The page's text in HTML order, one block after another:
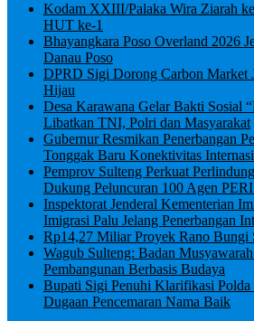
Kodam XXIII/Palaka Wira Ziarah
HUT ke-1
Bhayangkara Poso Overland 2026
Danau Poso
DPRD Sigi Dorong Carbon Market
Hijau
Desa Karawana Gelar Bakti Sosial
Libatkan TNI, Polri dan Masyarakat
Gubernur Resmikan Penerbangan
Tonggak Baru Konektivitas
Pemprov Sulteng Perkuat
Dukung Peluncuran 100 Agen
Inspektorat Jenderal Kementerian
Imigrasi Palu Jelang Penerbangan
Rp14,27 Miliar Proyek Rano
Wagub Sulteng: Badan
Pembangunan Berbasis Budaya
Bupati Sigi Penuhi Klarifikasi Polda
Dugaan Pencemaran Nama Baik